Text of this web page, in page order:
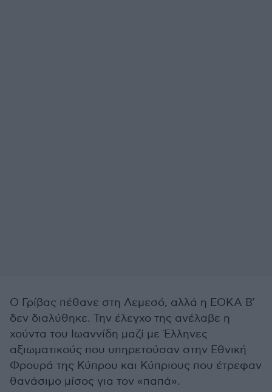
Ο Γρίβας πέθανε στη Λεμεσό, αλλά η ΕΟΚΑ Β’
δεν διαλύθηκε. Την έλεγχο της ανέλαβε η
χούντα του Ιωαννίδη μαζί με Έλληνες
αξιωματικούς που υπηρετούσαν στην Εθνική
Φρουρά της Κύπρου και Κύπριους που έτρεφαν
θανάσιμο μίσος για τον «παπά».